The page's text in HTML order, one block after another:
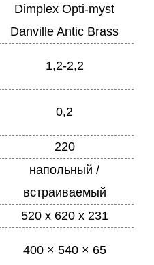
Dimplex Opti-myst
Danville Antic Brass
1,2-2,2
0,2
220
напольный /
встраиваемый
520 x 620 x 231
400 × 540 × 65